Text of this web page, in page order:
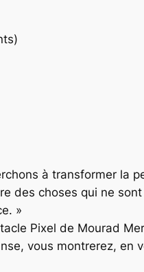
à transformer la
des choses qui ne sont
»
Pixel de Mourad
vous montrerez, en